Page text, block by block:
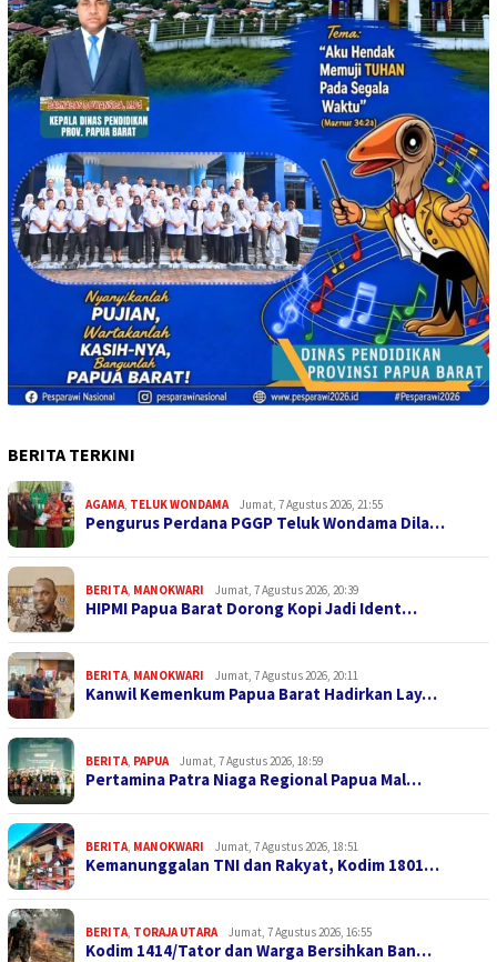
BERITA TERKINI
AGAMA TELUK WONDAMA Jumat, 7 Agustus 2026, 21:55
Pengurus Perdana PGGP Teluk Wondama Dila…
BERITA MANOKWARI Jumat, 7 Agustus 2026, 20:39
HIPMI Papua Barat Dorong Kopi Jadi Ident…
BERITA MANOKWARI Jumat, 7 Agustus 2026, 20:11
Kanwil Kemenkum Papua Barat Hadirkan Lay…
BERITA PAPUA Jumat, 7 Agustus 2026, 18:59
Pertamina Patra Niaga Regional Papua Mal…
BERITA MANOKWARI Jumat, 7 Agustus 2026, 18:51
Kemanunggalan TNI dan Rakyat, Kodim 1801…
BERITA TORAJA UTARA Jumat, 7 Agustus 2026, 16:55
Kodim 1414/Tator dan Warga Bersihkan Ban…